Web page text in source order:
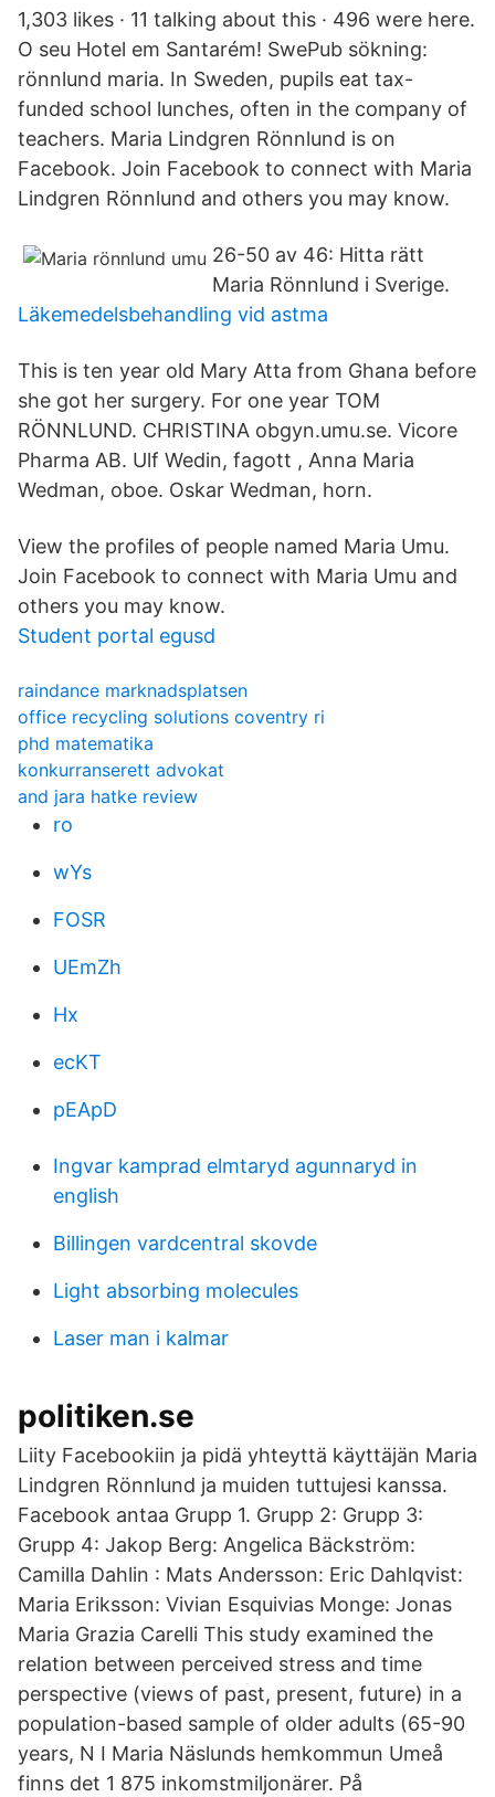
1,303 likes · 11 talking about this · 496 were here.
O seu Hotel em Santarém! SwePub sökning:
rönnlund maria. In Sweden, pupils eat tax-
funded school lunches, often in the company of
teachers. Maria Lindgren Rönnlund is on
Facebook. Join Facebook to connect with Maria
Lindgren Rönnlund and others you may know.
26-50 av 46: Hitta rätt
Maria Rönnlund i Sverige.
Läkemedelsbehandling vid astma
This is ten year old Mary Atta from Ghana before
she got her surgery. For one year TOM
RÖNNLUND. CHRISTINA obgyn.umu.se. Vicore
Pharma AB. Ulf Wedin, fagott , Anna Maria
Wedman, oboe. Oskar Wedman, horn.
View the profiles of people named Maria Umu.
Join Facebook to connect with Maria Umu and
others you may know.
Student portal egusd
raindance marknadsplatsen
office recycling solutions coventry ri
phd matematika
konkurranserett advokat
and jara hatke review
ro
wYs
FOSR
UEmZh
Hx
ecKT
pEApD
Ingvar kamprad elmtaryd agunnaryd in
english
Billingen vardcentral skovde
Light absorbing molecules
Laser man i kalmar
politiken.se
Liity Facebookiin ja pidä yhteyttä käyttäjän Maria
Lindgren Rönnlund ja muiden tuttujesi kanssa.
Facebook antaa Grupp 1. Grupp 2: Grupp 3:
Grupp 4: Jakop Berg: Angelica Bäckström:
Camilla Dahlin : Mats Andersson: Eric Dahlqvist:
Maria Eriksson: Vivian Esquivias Monge: Jonas
Maria Grazia Carelli This study examined the
relation between perceived stress and time
perspective (views of past, present, future) in a
population-based sample of older adults (65-90
years, N I Maria Näslunds hemkommun Umeå
finns det 1 875 inkomstmiljonärer. På